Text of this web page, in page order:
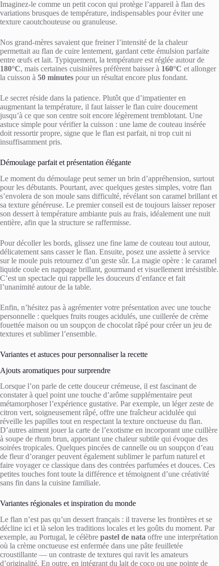
Imaginez-le comme un petit cocon qui protège l’appareil à flan des
variations brusques de température, indispensables pour éviter une
texture caoutchouteuse ou granuleuse.
Nos grand-mères savaient que freiner l’intensité de la chaleur
permettait au flan de cuire lentement, gardant cette émulsion parfaite
entre œufs et lait. Typiquement, la température est réglée autour de
180°C, mais certaines cuisinières préfèrent baisser à 160°C et allonger
la cuisson à 50 minutes pour un résultat encore plus fondant.
Le secret réside dans la patience. Plutôt que d’impatienter en
augmentant la température, il faut laisser le flan cuire doucement
jusqu’à ce que son centre soit encore légèrement tremblotant. Une
astuce simple pour vérifier la cuisson : une lame de couteau insérée
doit ressortir propre, signe que le flan est parfait, ni trop cuit ni
insuffisamment pris.
Démoulage parfait et présentation élégante
Le moment du démoulage peut semer un brin d’appréhension, surtout
pour les débutants. Pourtant, avec quelques gestes simples, votre flan
s’envolera de son moule sans difficulté, révélant son caramel brillant et
sa texture généreuse. Le premier conseil est de toujours laisser reposer
son dessert à température ambiante puis au frais, idéalement une nuit
entière, afin que la structure se raffermisse.
Pour décoller les bords, glissez une fine lame de couteau tout autour,
délicatement sans casser le flan. Ensuite, posez une assiette à service
sur le moule puis retournez d’un geste sûr. La magie opère : le caramel
liquide coule en nappage brillant, gourmand et visuellement irrésistible.
C’est un spectacle qui rappelle les douceurs d’enfance et fait
l’unanimité autour de la table.
Enfin, n’hésitez pas à agrémenter votre présentation avec une touche
personnelle : quelques fruits rouges acidulés, une cuillerée de crème
fouettée maison ou un soupçon de chocolat râpé pour créer un jeu de
textures et sublimer l’ensemble.
Variantes et astuces pour personnaliser la recette
Ajouts aromatiques pour surprendre
Lorsque l’on parle de cette douceur crémeuse, il est fascinant de
constater à quel point une touche d’arôme supplémentaire peut
métamorphoser l’expérience gustative. Par exemple, un léger zeste de
citron vert, soigneusement râpé, offre une fraîcheur acidulée qui
réveille les papilles tout en respectant la texture onctueuse du flan.
D’autres aiment jouer la carte de l’exotisme en incorporant une cuillère
à soupe de rhum brun, apportant une chaleur subtile qui évoque des
soirées tropicales. Quelques pincées de cannelle ou un soupçon d’eau
de fleur d’oranger peuvent également sublimer le parfum naturel et
faire voyager ce classique dans des contrées parfumées et douces. Ces
petites touches font toute la différence et témoignent d’une créativité
sans fin dans la cuisine familiale.
Variantes régionales et inspiration du monde
Le flan n’est pas qu’un dessert français : il traverse les frontières et se
décline ici et là selon les traditions locales et les goûts du moment. Par
exemple, au Portugal, le célèbre pastel de nata offre une interprétation
où la crème onctueuse est enfermée dans une pâte feuilletée
croustillante — un contraste de textures qui ravit les amateurs
d’originalité. En outre, en intégrant du lait de coco ou une pointe de